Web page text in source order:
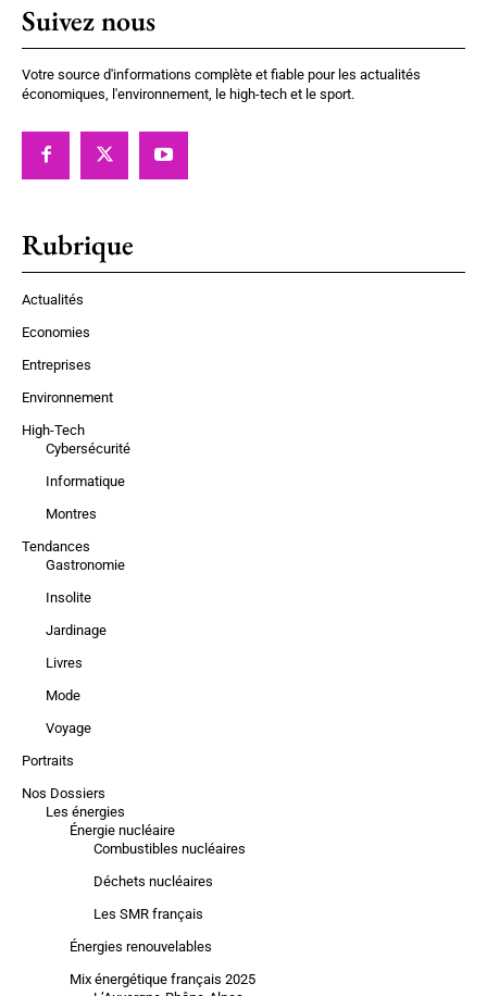
Suivez nous
Votre source d'informations complète et fiable pour les actualités
économiques, l'environnement, le high-tech et le sport.
Rubrique
Actualités
Economies
Entreprises
Environnement
High-Tech
Cybersécurité
Informatique
Montres
Tendances
Gastronomie
Insolite
Jardinage
Livres
Mode
Voyage
Portraits
Nos Dossiers
Les énergies
Énergie nucléaire
Combustibles nucléaires
Déchets nucléaires
Les SMR français
Énergies renouvelables
Mix énergétique français 2025